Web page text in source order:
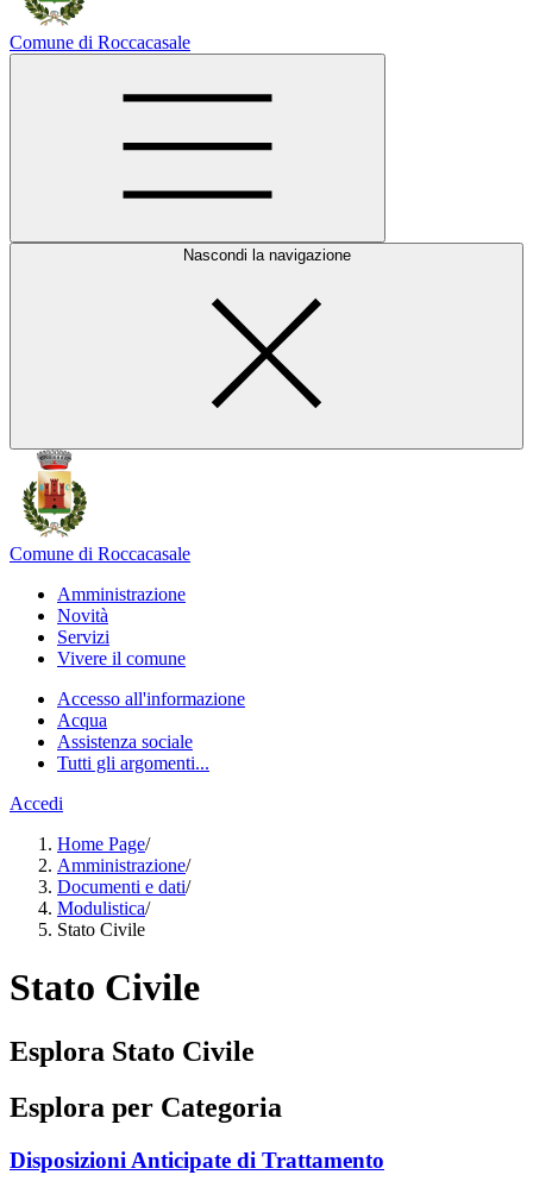
Comune di Roccacasale
Nascondi la navigazione
Comune di Roccacasale
Amministrazione
Novità
Servizi
Vivere il comune
Accesso all'informazione
Acqua
Assistenza sociale
Tutti gli argomenti...
Accedi
Home Page/
Amministrazione/
Documenti e dati/
Modulistica/
Stato Civile
Stato Civile
Esplora Stato Civile
Esplora per Categoria
Disposizioni Anticipate di Trattamento